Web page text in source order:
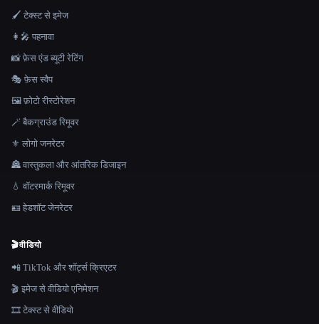
🖌️ टेक्स्ट से इमेज
👩‍🎤 पहनावा
📸 फ़ेस एंड ब्यूटी रेटिंग
🎭 फ़ेस स्वैप
🖼️ फ़ोटो रीस्टोरेशन
🪄 बैकग्राउंड रिमूवर
⚜️ लोगो जनरेटर
🏯 वास्तुकला और आंतरिक डिजाइन
💧 वॉटरमार्क रिमूवर
🪪 हेडशॉट जेनरेटर
🎬वीडियो
📲 TikTok और शॉर्ट्स क्रिएटर
🎬 इमेज से वीडियो एनिमेशन
🎞️ टेक्स्ट से वीडियो